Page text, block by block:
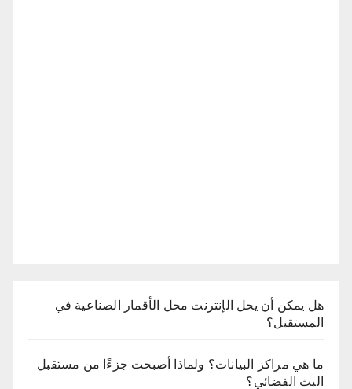
هل يمكن أن يحل الإنترنت محل الأقمار الصناعية في
المستقبل؟
ما هي مراكز البيانات؟ ولماذا أصبحت جزءًا من مستقبل
البث الفضائي؟